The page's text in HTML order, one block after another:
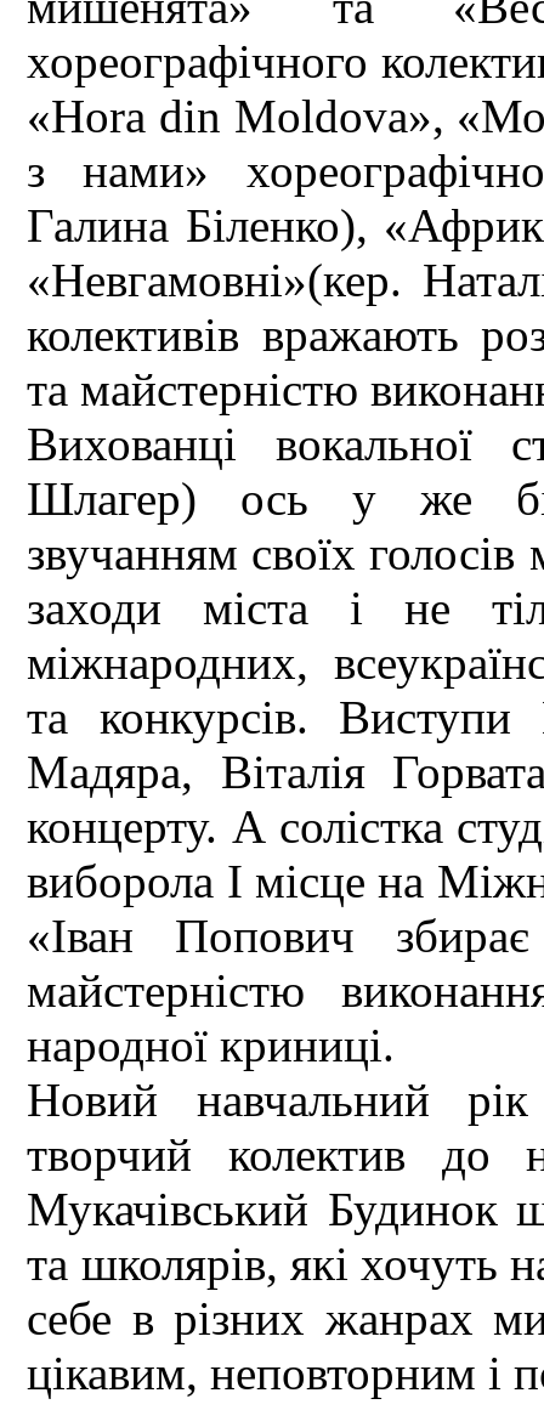
хореографічного
«Hora din Moldova»,
з нами»
Галина Біленко),
«Невгамовні»(кер.
колективів вражають
та майстерністю
Вихованці вокальної
Шлагер) ось у же
звучанням своїх
заходи міста і не
міжнародних,
та конкурсів.
Мадяра, Віталія
концерту. А солістка
виборола І місце на
«Іван Попович збирає
майстерністю
народної криниці.
Новий навчальний
творчий колектив до
Мукачівський Будинок
та школярів, які хочуть
себе в різних жанрах
цікавим, неповторним і